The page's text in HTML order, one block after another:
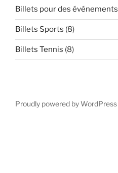
Billets pour des événements
Billets Sports (8)
Billets Tennis (8)
Proudly powered by WordPress